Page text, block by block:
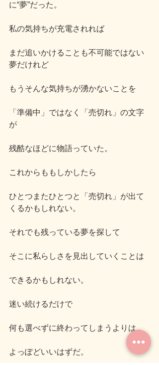
に“夢”だった。
私の気持ちが充電されれば
まだ追いかけることも不可能ではない
夢だけれど
もうそんな気持ちが湧かないことを
「準備中」ではなく「売切れ」の文字
が
残酷なほどに物語っていた。
これからももしかしたら
ひとつまたひとつと「売切れ」が出て
くるかもしれない。
それでも残っている夢を探して
そこに私らしさを見出していくことは
できるかもしれない。
迷い続けるだけで
何も選べずに終わってしまうよりは
よっぽどいいはずだ。